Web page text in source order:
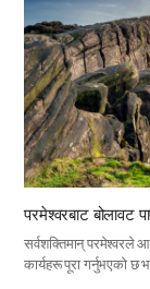
परमेश्वरबाट बोलावट
सर्वशक्तिमान् परमेश्वरले
कार्यहरू पूरा गर्नुभएको छ